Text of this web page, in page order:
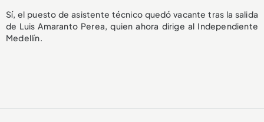
Sí, el puesto de asistente técnico quedó vacante tras la salida
de Luis Amaranto Perea, quien ahora dirige al Independiente
Medellín.